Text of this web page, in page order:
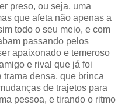
preso, ou seja, uma
que afeta não apenas a
todo o seu meio, e com
passando pelos
apaixonado e temeroso
e rival que já foi
trama densa, que brinca
de trajetos para
pessoa, e tirando o ritmo